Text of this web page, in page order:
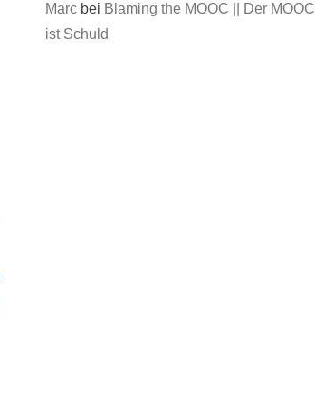
Marc bei Blaming the MOOC || Der MOOC
ist Schuld